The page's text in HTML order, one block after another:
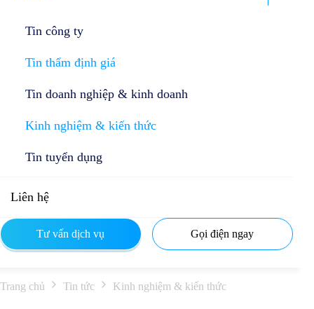
Tin công ty
Tin thẩm định giá
Tin doanh nghiệp & kinh doanh
Kinh nghiệm & kiến thức
Tin tuyển dụng
Liên hệ
Tư vấn dịch vụ Gọi điện ngay
Trang chủ Tin tức Kinh nghiệm & kiến thức